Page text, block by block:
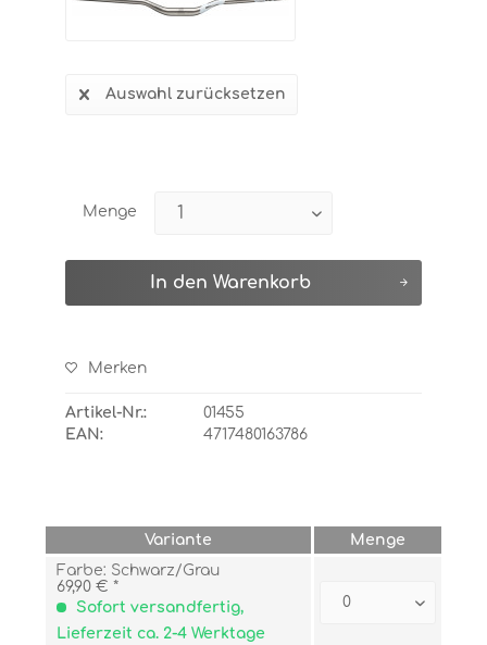
Auswahl zurücksetzen
Menge
In den Warenkorb
Merken
Artikel-Nr.:
01455
EAN:
4717480163786
Variante
Menge
Farbe: Schwarz/Grau
69,90 € *
Sofort versandfertig,
Lieferzeit ca. 2-4 Werktage